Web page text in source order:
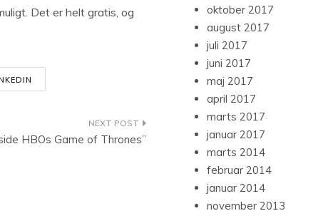
Det er helt gratis, og
HBOs Game of Thrones”
oktober 2017
august 2017
juli 2017
juni 2017
maj 2017
april 2017
marts 2017
januar 2017
marts 2014
februar 2014
januar 2014
november 2013